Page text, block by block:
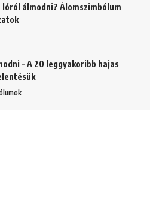
álmodni? Álomszimbólum
– A 20 leggyakoribb hajas